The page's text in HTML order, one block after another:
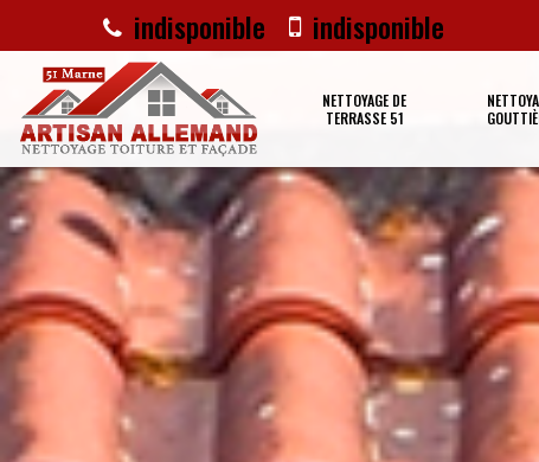
indisponible indisponible
NETTOYAGE DE
TERRASSE 51